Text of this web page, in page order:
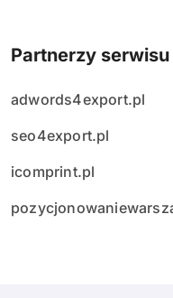
Partnerzy serwisu
adwords4export.pl
seo4export.pl
icomprint.pl